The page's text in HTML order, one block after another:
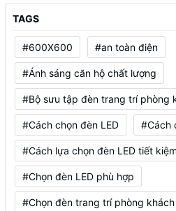
TAGS
#600X600 #an toàn điện
#Ánh sáng căn hộ chất lượng
#Bộ sưu tập đèn trang trí phòng
#Cách chọn đèn LED #Cách
#Cách lựa chọn đèn LED tiết kiệm
#Chọn đèn LED phù hợp
#Chọn đèn trang trí phòng khách